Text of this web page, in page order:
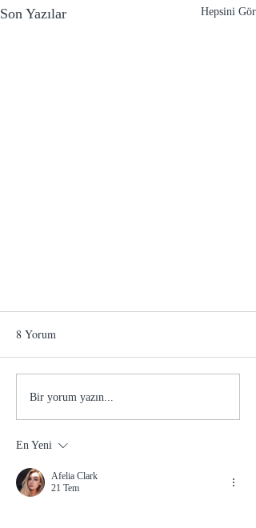
Son Yazılar Hepsini Gör
8 Yorum
Bir yorum yazın...
En Yeni
Afelia Clark
21 Tem